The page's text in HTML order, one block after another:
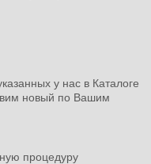
у нас в Каталоге
новый по Вашим
процедуру